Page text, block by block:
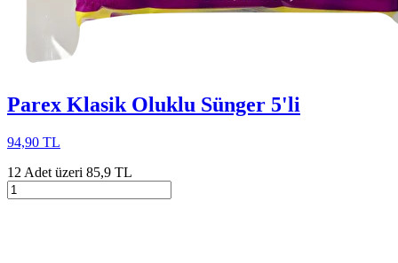
Parex Klasik Oluklu Sünger 5'li
94,90 TL
12 Adet üzeri 85,9 TL